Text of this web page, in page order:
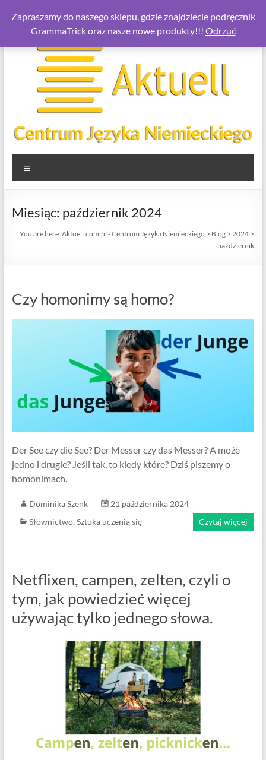
Skip
content
Aktuell.com.pl
–
Centrum
Języka
Niemieckiego
Miesiąc: październik 2024
You are here:Aktuell.com.pl - Centrum Języka Niemieckiego > Blog >2024 >
październik
Czy homonimy są homo?
Der See czy die See? Der Messer czy das Messer? A może
jedno i drugie? Jeśli tak, to kiedy które? Dziś piszemy o
homonimach.
Dominika Szenk
21 października 2024
Słownictwo, Sztuka uczenia się Czytaj więcej
Netflixen, campen, zelten, czyli o
tym, jak powiedzieć więcej
używając tylko jednego słowa.
Zapraszamy do naszego sklepu, gdzie znajdziecie podręcznik
GrammaTrick oraz nasze nowe produkty!!! Odrzuć